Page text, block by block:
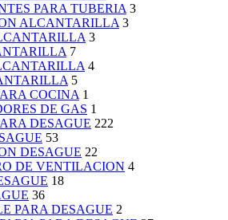
PARA TUBERIA 3
ALCANTARILLA 3
3
7
4
5
COCINA 1
DE GAS 1
DESAGUE 222
53
DESAGUE 22
DE VENTILACION 4
18
36
PARA DESAGUE 2